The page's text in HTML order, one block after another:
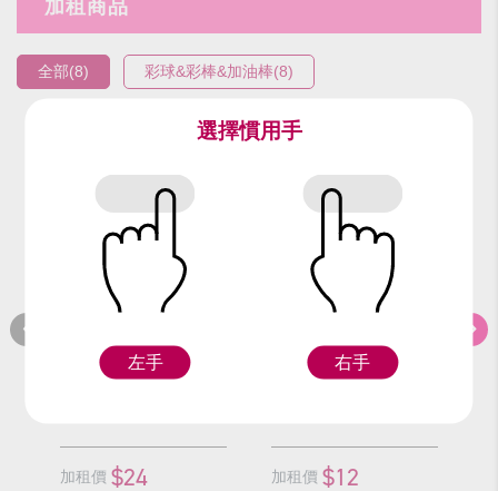
加租商品
全部(8) 彩球&彩棒&加油棒(8)
編號：90421
加租價 $24
編號：91513
加租價 $12
選擇慣用手
左手 右手